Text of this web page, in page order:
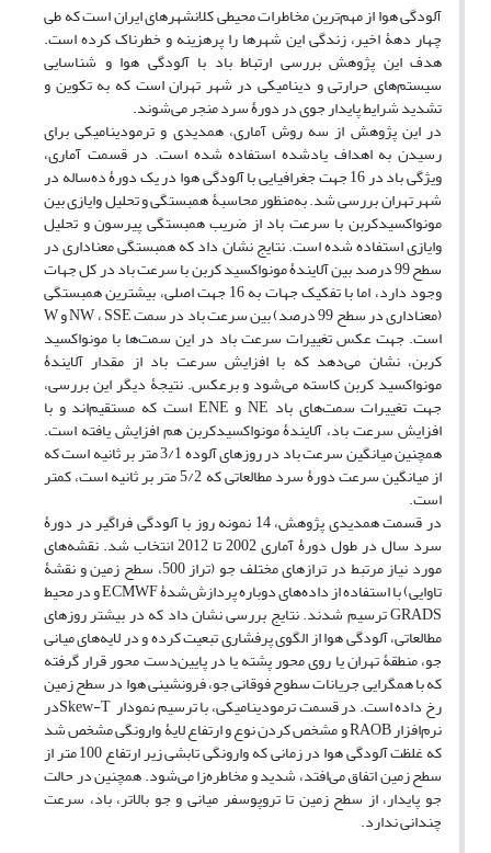
آلودگی هوا از مهم‌ترین مخاطرات محیطی کلانشهرهای ایران است که طی
چهار دهۀ اخیر، زندگی این شهرها را پرهزینه و خطرناک کرده است.
هدف این پژوهش بررسی ارتباط باد با آلودگی هوا و شناسایی
سیستم‌های حرارتی و دینامیکی در شهر تهران است که به تکوین و
تشدید شرایط پایدار جوی در دورۀ سرد منجر می‌شوند.
در این پژوهش از سه روش آماری، همدیدی و ترمودینامیکی برای
رسیدن به اهداف یادشده استفاده شده است. در قسمت آماری،
ویژگی باد در 16 جهت جغرافیایی با آلودگی هوا در یک دورۀ ده‌ساله در
شهر تهران بررسی شد. به‌منظور محاسبۀ همبستگی و تحلیل وایازی بین
مونواکسیدکربن با سرعت باد از ضریب همبستگی پیرسون و تحلیل
وایازی استفاده شده است. نتایج نشان داد که همبستگی معناداری در
سطح 99 درصد بین آلایندۀ مونواکسید کربن با سرعت باد در کل جهات
وجود دارد، اما با تفکیک جهات به 16 جهت اصلی، بیشترین همبستگی
(معناداری در سطح 99 درصد) بین سرعت باد در سمت NW ، SSE و W
است. جهت عکس تغییرات سرعت باد در این سمت‌ها با مونواکسید
کربن، نشان می‌دهد که با افزایش سرعت باد از مقدار آلایندۀ
مونواکسید کربن کاسته می‌شود و برعکس. نتیجۀ دیگر این بررسی،
جهت تغییرات سمت‌های باد NE و ENE است که مستقیم‌اند و با
افزایش سرعت باد، آلایندۀ مونواکسیدکربن هم افزایش یافته است.
همچنین میانگین سرعت باد در روزهای آلوده 3/1 متر بر ثانیه است که
از میانگین سرعت دورۀ سرد مطالعاتی که 5/2 متر بر ثانیه است، کمتر
است.
در قسمت همدیدی پژوهش، 14 نمونه روز با آلودگی فراگیر در دورۀ
سرد سال در طول دورۀ آماری 2002 تا 2012 انتخاب شد. نقشه‌های
مورد نیاز مرتبط در تراز‌های مختلف جو (تراز 500، سطح زمین و نقشۀ
تاوایی) با استفاده از داده‌های دوباره پردازش‌شدۀ ECMWF و در محیط
GRADS ترسیم شدند. نتایج بررسی نشان داد که در بیشتر روزهای
مطالعاتی، آلودگی هوا از الگوی پرفشاری تبعیت کرده و در لایه‌های میانی
جو، منطقۀ تهران یا روی محور پشته یا در پایین‌دست محور قرار گرفته
که با همگرایی جریانات سطوح فوقانی جو، فرونشینی هوا در سطح زمین
رخ داده است. در قسمت ترمودینامیکی، با ترسیم نمودار Skew-Tدر
نرم‌افزار RAOB و مشخص کردن نوع و ارتفاع لایۀ وارونگی مشخص شد
که غلظت آلودگی هوا در زمانی که وارونگی تابشی زیر ارتفاع 100 متر از
سطح زمین اتفاق می‌افتد، شدید و مخاطره‌زا می‌شود. همچنین در حالت
جو پایدار، از سطح زمین تا تروپوسفر میانی و جو بالاتر، باد، سرعت
چندانی ندارد.